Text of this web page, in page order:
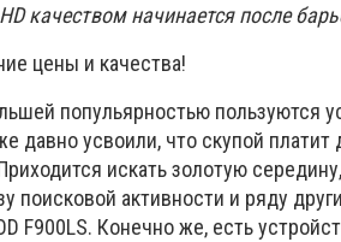
качеством начинается после
цены и качества!
попульярностью пользуются
давно усвоили, что скупой
искать золотую
поисковой активности и ряду
F900LS. Конечно же, есть